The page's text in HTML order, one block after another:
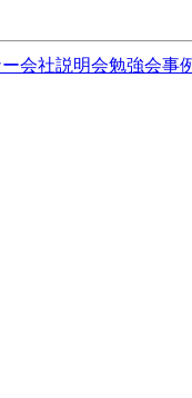
会社説明会勉強会事